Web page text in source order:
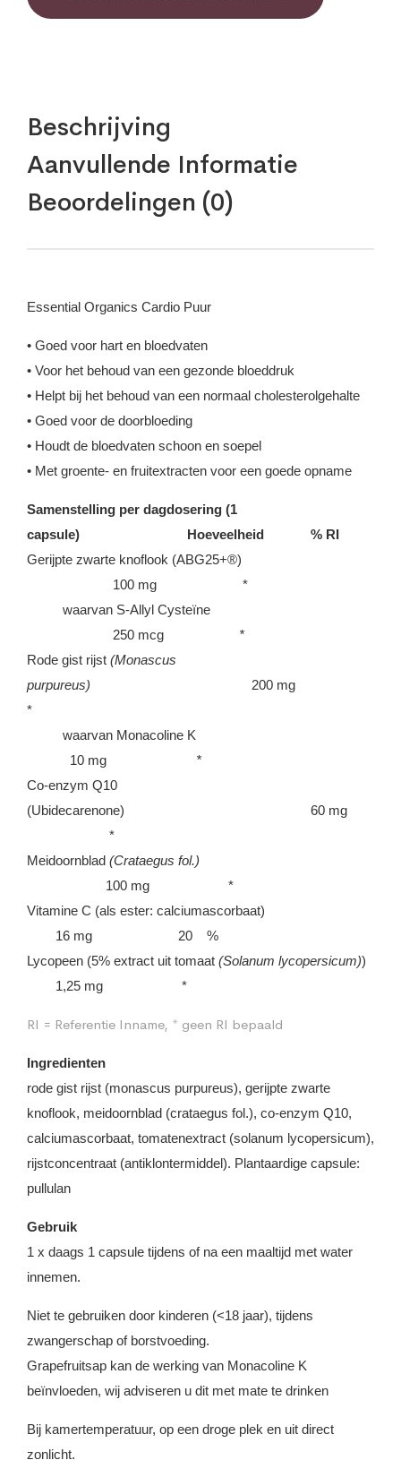
Beschrijving
Aanvullende Informatie
Beoordelingen (0)
Essential Organics Cardio Puur
• Goed voor hart en bloedvaten
• Voor het behoud van een gezonde bloeddruk
• Helpt bij het behoud van een normaal cholesterolgehalte
• Goed voor de doorbloeding
• Houdt de bloedvaten schoon en soepel
• Met groente- en fruitextracten voor een goede opname
Samenstelling per dagdosering (1
capsule) Hoeveelheid % RI
Gerijpte zwarte knoflook (ABG25+®)
100 mg *
waarvan S-Allyl Cysteïne
250 mcg *
Rode gist rijst (Monascus
purpureus) 200 mg
*
waarvan Monacoline K
10 mg
*
Co-enzym Q10
(Ubidecarenone) 60 mg
*
Meidoornblad (Crataegus fol.)
100 mg *
Vitamine C (als ester: calciumascorbaat)
16 mg 20 %
Lycopeen (5% extract uit tomaat (Solanum lycopersicum))
1,25 mg *
RI = Referentie Inname, * geen RI bepaald
Ingredienten
rode gist rijst (monascus purpureus), gerijpte zwarte
knoflook, meidoornblad (crataegus fol.), co-enzym Q10,
calciumascorbaat, tomatenextract (solanum lycopersicum),
rijstconcentraat (antiklontermiddel). Plantaardige capsule:
pullulan
Gebruik
1 x daags 1 capsule tijdens of na een maaltijd met water
innemen.
Niet te gebruiken door kinderen (<18 jaar), tijdens
zwangerschap of borstvoeding.
Grapefruitsap kan de werking van Monacoline K
beïnvloeden, wij adviseren u dit met mate te drinken
Bij kamertemperatuur, op een droge plek en uit direct
zonlicht.